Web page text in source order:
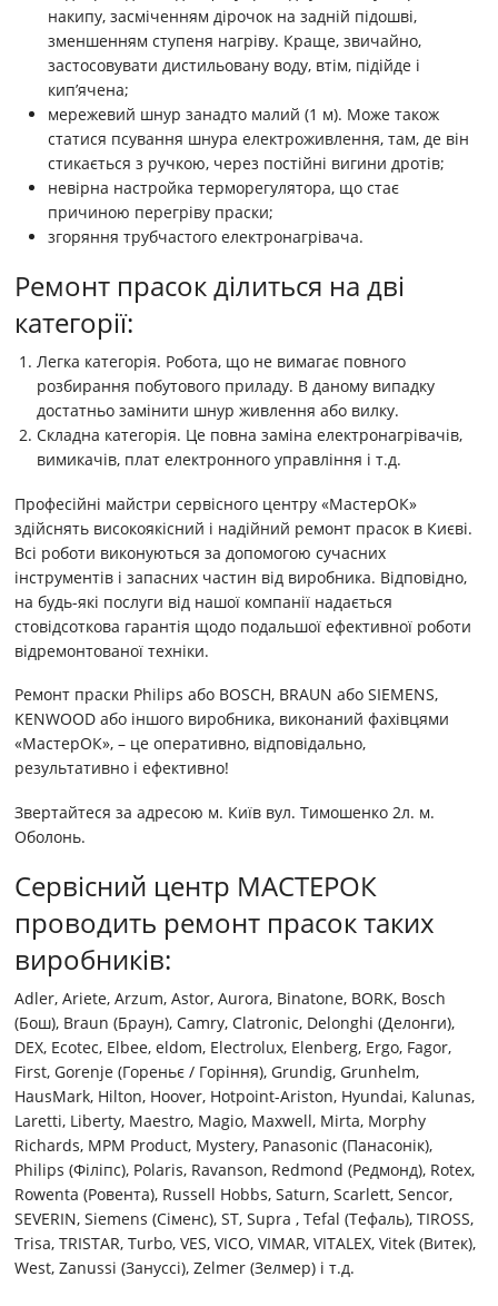
накипу, засміченням дірочок на задній підошві,
зменшенням ступеня нагріву. Краще, звичайно,
застосовувати дистильовану воду, втім, підійде і
кип’ячена;
мережевий шнур занадто малий (1 м). Може також
статися псування шнура електроживлення, там, де він
стикається з ручкою, через постійні вигини дротів;
невірна настройка терморегулятора, що стає
причиною перегріву праски;
згоряння трубчастого електронагрівача.
Ремонт прасок ділиться на дві
категорії:
Легка категорія. Робота, що не вимагає повного
розбирання побутового приладу. В даному випадку
достатньо замінити шнур живлення або вилку.
Складна категорія. Це повна заміна електронагрівачів,
вимикачів, плат електронного управління і т.д.
Професійні майстри сервісного центру «МастерОК»
здійснять високоякісний і надійний ремонт прасок в Києві.
Всі роботи виконуються за допомогою сучасних
інструментів і запасних частин від виробника. Відповідно,
на будь-які послуги від нашої компанії надається
стовідсоткова гарантія щодо подальшої ефективної роботи
відремонтованої техніки.
Ремонт праски Philips або BOSCH, BRAUN або SIEMENS,
KENWOOD або іншого виробника, виконаний фахівцями
«МастерОК», – це оперативно, відповідально,
результативно і ефективно!
Звертайтеся за адресою м. Київ вул. Тимошенко 2л. м.
Оболонь.
Сервісний центр МАСТЕРОК
проводить ремонт прасок таких
виробників:
Adler, Ariete, Arzum, Astor, Aurora, Binatone, BORK, Bosch
(Бош), Braun (Браун), Camry, Clatronic, Delonghi (Делонги),
DEX, Ecotec, Elbee, eldom, Electrolux, Elenberg, Ergo, Fagor,
First, Gorenje (Гореньє / Горіння), Grundig, Grunhelm,
HausMark, Hilton, Hoover, Hotpoint-Ariston, Hyundai, Kalunas,
Laretti, Liberty, Maestro, Magio, Maxwell, Mirta, Morphy
Richards, MPM Product, Mystery, Panasonic (Панасонік),
Philips (Філіпс), Polaris, Ravanson, Redmond (Редмонд), Rotex,
Rowenta (Ровента), Russell Hobbs, Saturn, Scarlett, Sencor,
SEVERIN, Siemens (Сіменс), ST, Supra , Tefal (Тефаль), TIROSS,
Trisa, TRISTAR, Turbo, VES, VICO, VIMAR, VITALEX, Vitek (Витек),
West, Zanussi (Зануссі), Zelmer (Зелмер) і т.д.